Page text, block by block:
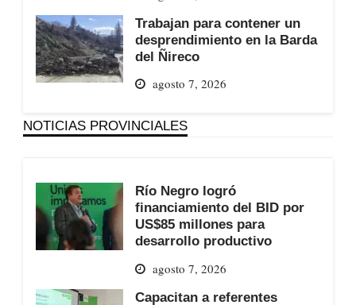
Trabajan para contener un
desprendimiento en la Barda
del Ñireco
agosto 7, 2026
NOTICIAS PROVINCIALES
Río Negro logró
financiamiento del BID por
US$85 millones para
desarrollo productivo
agosto 7, 2026
Capacitan a referentes